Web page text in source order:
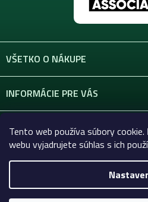
Tento web používa súbory
webu vyjadrujete súhlas s ich
VŠETKO O NÁKUPE
INFORMÁCIE PRE VÁS
KONTAKT
Copyright 2026Celtic-